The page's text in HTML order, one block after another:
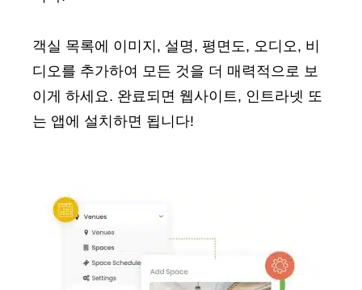
객실 목록에 이미지, 설명, 평면도, 오디오, 비
디오를 추가하여 모든 것을 더 매력적으로 보
이게 하세요. 완료되면 웹사이트, 인트라넷 또
는 앱에 설치하면 됩니다!